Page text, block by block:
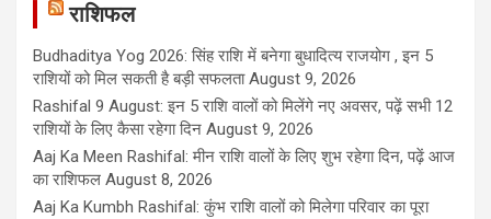
राशिफल
Budhaditya Yog 2026: सिंह राशि में बनेगा बुधादित्य राजयोग , इन 5
राशियों को मिल सकती है बड़ी सफलता August 9, 2026
Rashifal 9 August: इन 5 राशि वालों को मिलेंगे नए अवसर, पढ़ें सभी 12
राशियों के लिए कैसा रहेगा दिन August 9, 2026
Aaj Ka Meen Rashifal: मीन राशि वालों के लिए शुभ रहेगा दिन, पढ़ें आज
का राशिफल August 8, 2026
Aaj Ka Kumbh Rashifal: कुंभ राशि वालों को मिलेगा परिवार का पूरा